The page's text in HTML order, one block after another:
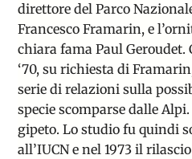
direttore del Parco
Francesco Framarin, e
chiara fama Paul
‘70, su richiesta di
serie di relazioni sulla
specie scomparse dalle Alpi.
gipeto. Lo studio fu quindi
all’IUCN e nel 1973 il